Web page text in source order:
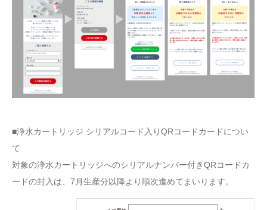
■浄水カートリッジ シリアルコード入りQRコードカードについ
て
対象の浄水カートリッジへのシリアルナンバー付きQRコードカ
ードの封入は、7月生産分以降より順次進めてまいります。